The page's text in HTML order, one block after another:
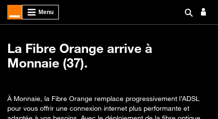
La Fibre Orange arrive à
Monnaie (37).
À Monnaie, la Fibre Orange remplace progressivement l’ADSL
pour vous offrir une connexion internet plus performante et